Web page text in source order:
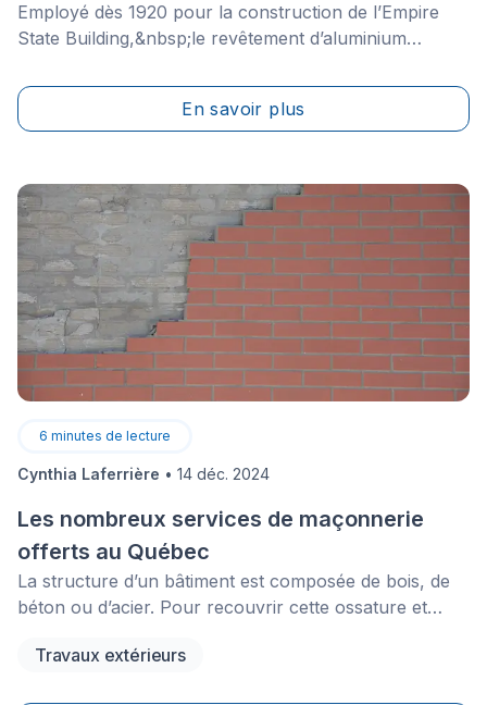
Employé dès 1920 pour la construction de l’Empire
State Building,&nbsp;le revêtement d’aluminium
années 70. Malgré ses grandes qualités, l’aluminium
reste peu utilisé pour les revêtements résidentiels en
En savoir plus
6 minutes de lecture
Cynthia Laferrière • 14 déc. 2024
Les nombreux services de maçonnerie
offerts au Québec
La structure d’un bâtiment est composée de bois, de
béton ou d’acier. Pour recouvrir cette ossature et
une institution ou une maison, un parement de
Travaux extérieurs